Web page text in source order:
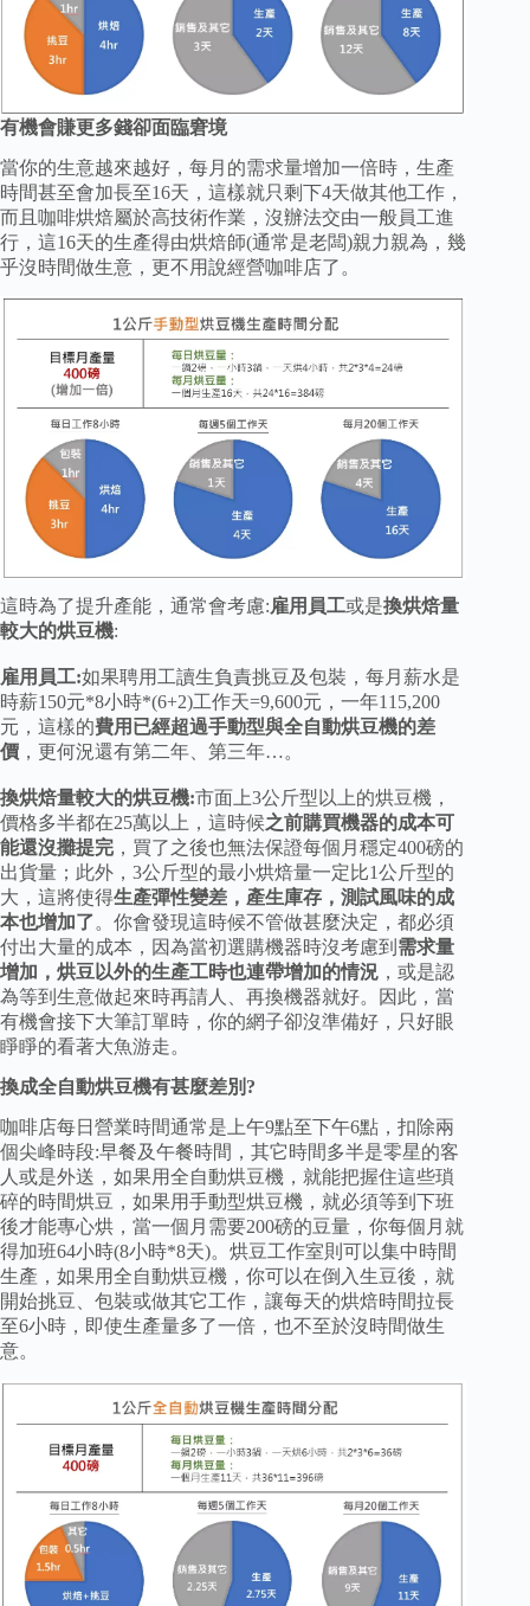
有機會賺更多錢卻面臨窘境
當你的生意越來越好，每月的需求量增加一倍時，生產
時間甚至會加長至16天，這樣就只剩下4天做其他工作，
而且咖啡烘焙屬於高技術作業，沒辦法交由一般員工進
行，這16天的生產得由烘焙師(通常是老闆)親力親為，幾
乎沒時間做生意，更不用說經營咖啡店了。
這時為了提升產能，通常會考慮:雇用員工或是換烘焙量
較大的烘豆機:
雇用員工:如果聘用工讀生負責挑豆及包裝，每月薪水是
時薪150元*8小時*(6+2)工作天=9,600元，一年115,200
元，這樣的費用已經超過手動型與全自動烘豆機的差
價 ，更何況還有第二年、第三年…。
換烘焙量較大的烘豆機:市面上3公斤型以上的烘豆機，
價格多半都在25萬以上，這時候之前購買機器的成本可
能還沒攤提完 ，買了之後也無法保證每個月穩定400磅的
出貨量；此外，3公斤型的最小烘焙量一定比1公斤型的
大，這將使得生產彈性變差，產生庫存，測試風味的成
本也增加了。你會發現這時候不管做甚麼決定，都必須
付出大量的成本，因為當初選購機器時沒考慮到 需求量
增加，烘豆以外的生產工時也連帶增加的情況 ，或是認
為等到生意做起來時再請人、再換機器就好。因此，當
有機會接下大筆訂單時，你的網子卻沒準備好，只好眼
睜睜的看著大魚游走。
換成全自動烘豆機有甚麼差別?
咖啡店每日營業時間通常是上午9點至下午6點，扣除兩
個尖峰時段:早餐及午餐時間，其它時間多半是零星的客
人或是外送，如果用全自動烘豆機，就能把握住這些瑣
碎的時間烘豆，如果用手動型烘豆機，就必須等到下班
後才能專心烘，當一個月需要200磅的豆量，你每個月就
得加班64小時(8小時*8天)。烘豆工作室則可以集中時間
生產，如果用全自動烘豆機，你可以在倒入生豆後，就
開始挑豆、包裝或做其它工作，讓每天的烘焙時間拉長
至6小時，即使生產量多了一倍，也不至於沒時間做生
意。